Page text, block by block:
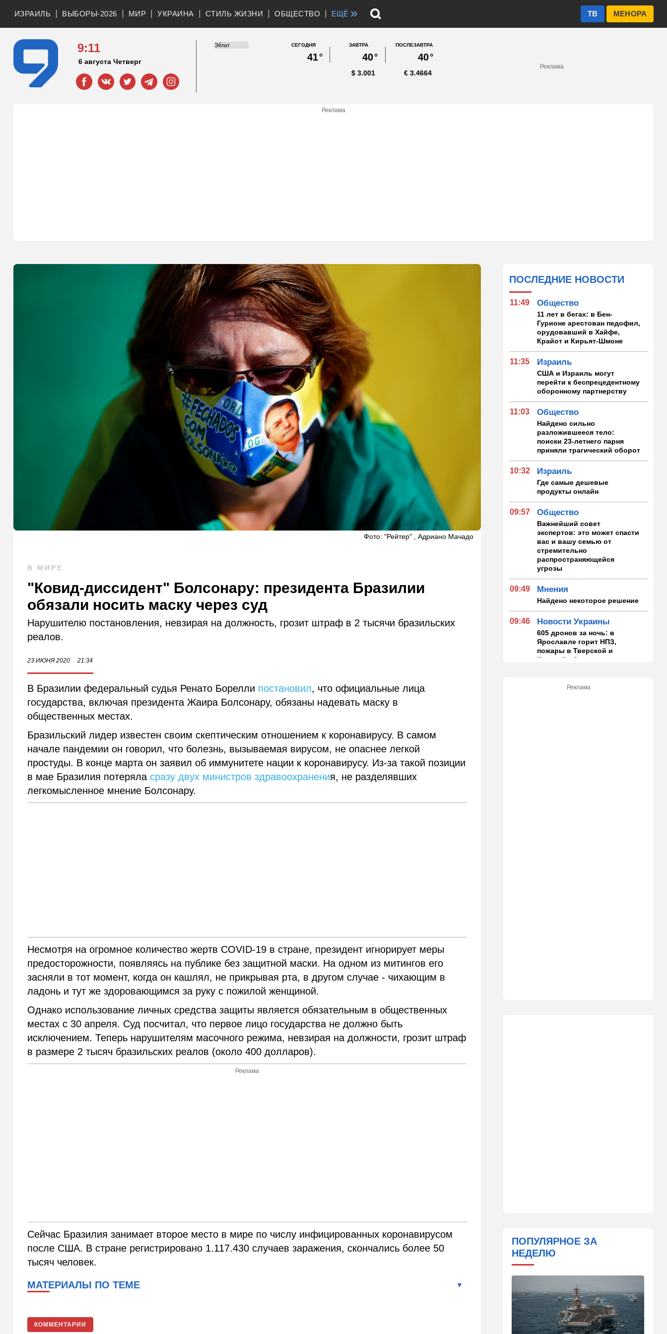
ИЗРАИЛЬ ВЫБОРЫ-2026 МИР УКРАИНА СТИЛЬ ЖИЗНИ ОБЩЕСТВО ЕЩЁ » МЕНОРА
ТВ
9:11
6 августа Четверг
СЕГОДНЯ
41°
ЗАВТРА
40°
ПОСЛЕЗАВТРА
40°
3.001
$ 3.4664
€
Реклама
Реклама
Фото: "Рейтер" , Адриано Мачадо
В МИРЕ
"Ковид-диссидент" Болсонару: президента Бразилии
обязали носить маску через суд
Нарушителю постановления, невзирая на должность, грозит штраф в 2 тысячи бразильских
реалов.
23 ИЮНЯ 2020 21:34
В Бразилии федеральный судья Ренато Борелли постановил, что официальные лица
государства, включая президента Жаира Болсонару, обязаны надевать маску в
общественных местах.
Бразильский лидер известен своим скептическим отношением к коронавирусу. В самом
начале пандемии он говорил, что болезнь, вызываемая вирусом, не опаснее легкой
простуды. В конце марта он заявил об иммунитете нации к коронавирусу. Из-за такой позиции
в мае Бразилия потеряласразу двух министров здравоохранения, не разделявших
легкомысленное мнение Болсонару.
Несмотря на огромное количество жертв COVID-19 в стране, президент игнорирует меры
предосторожности, появляясь на публике без защитной маски. На одном из митингов его
засняли в тот момент, когда он кашлял, не прикрывая рта, в другом случае - чихающим в
ладонь и тут же здоровающимся за руку с пожилой женщиной.
Однако использование личных средства защиты является обязательным в общественных
местах с 30 апреля. Суд посчитал, что первое лицо государства не должно быть
исключением. Теперь нарушителям масочного режима, невзирая на должности, грозит штраф
в размере 2 тысяч бразильских реалов (около 400 долларов).
Реклама
Сейчас Бразилия занимает второе место в мире по числу инфицированных коронавирусом
после США. В стране регистрировано 1.117.430 случаев заражения, скончались более 50
тысяч человек.
МАТЕРИАЛЫ ПО ТЕМЕ
КОММЕНТАРИИ
ПОСЛЕДНИЕ НОВОСТИ
11:49 Общество
11 лет в бегах: в Бен-
Гурионе арестован педофил,
орудовавший в Хайфе,
Крайот и Кирьят-Шмоне
11:35 Израиль
США и Израиль могут
перейти к беспрецедентному
оборонному партнерству
11:03 Общество
Найдено сильно
разложившееся тело:
поиски 23-летнего парня
приняли трагический оборот
10:32 Израиль
Где самые дешевые
продукты онлайн
09:57 Общество
Важнейший совет
экспертов: это может спасти
вас и вашу семью от
стремительно
распространяющейся
угрозы
09:49 Мнения
Найдено некоторое решение
09:46 Новости Украины
605 дронов за ночь: в
Ярославле горит НПЗ,
пожары в Тверской и
Курской областях
Муравейник без самцов и
страны парализована
20:54 Израиль
не понравятся в Вашингтоне
20:20 В мире
В Москве после взрыва в
ресторане Balzi Rossi тайно
Реклама
ПОПУЛЯРНОЕ ЗА
НЕДЕЛЮ